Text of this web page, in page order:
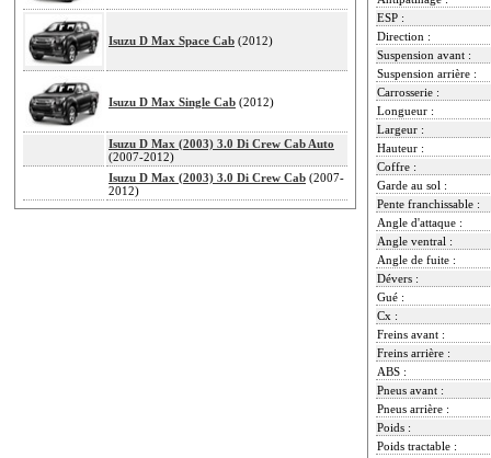
Isuzu D Max Space Cab (2012)
Isuzu D Max Single Cab (2012)
Isuzu D Max (2003) 3.0 Di Crew Cab Auto
(2007-2012)
Isuzu D Max (2003) 3.0 Di Crew Cab (2007-
2012)
ESP :
Direction :
Suspension avant :
Suspension arrière :
Carrosserie :
Longueur :
Largeur :
Hauteur :
Coffre :
Garde au sol :
Pente franchissable :
Angle d'attaque :
Angle ventral :
Angle de fuite :
Dévers :
Gué :
Cx :
Freins avant :
Freins arrière :
ABS :
Pneus avant :
Pneus arrière :
Poids :
Poids tractable :